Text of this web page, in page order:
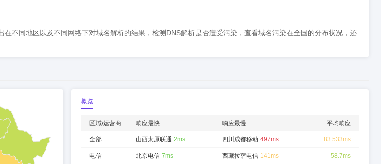
不同地区以及不同网络下对域名解析的结果，检测DNS解析是否遭受污染，查看域名污染在全国的分布状况，还
概览
区域/运营商 响应最快 响应最慢 平均响应
全部 山西太原联通 2ms 四川成都移动 497ms 83.533ms
电信 北京电信 7ms 西藏拉萨电信 141ms 58.7ms